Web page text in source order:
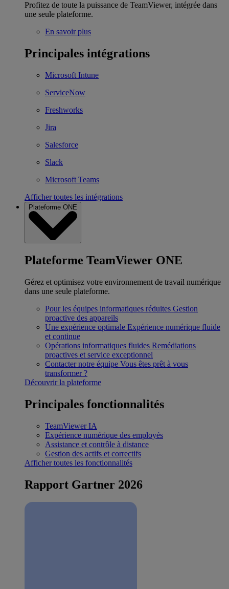
Profitez de toute la puissance de TeamViewer, intégrée dans
une seule plateforme.
En savoir plus
Principales intégrations
Microsoft Intune
ServiceNow
Freshworks
Jira
Salesforce
Slack
Microsoft Teams
Afficher toutes les intégrations
Plateforme ONE
Plateforme TeamViewer ONE
Gérez et optimisez votre environnement de travail numérique
dans une seule plateforme.
Pour les équipes informatiques réduites Gestion
proactive des appareils
Une expérience optimale Expérience numérique fluide
et continue
Opérations informatiques fluides Remédiations
proactives et service exceptionnel
Contacter notre équipe Vous êtes prêt à vous
transformer ?
Découvrir la plateforme
Principales fonctionnalités
TeamViewer IA
Expérience numérique des employés
Assistance et contrôle à distance
Gestion des actifs et correctifs
Afficher toutes les fonctionnalités
Rapport Gartner 2026